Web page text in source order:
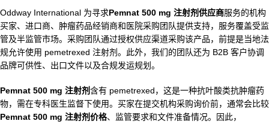
Oddway International 为寻求Pemnat 500 mg 注射剂供应商服务的机构
买家、进口商、肿瘤药品经销商和医院采购团队提供支持，服务覆盖受监
管及半监管市场。采购团队通过授权供应渠道采购该产品，前提是当地法
规允许使用 pemetrexed 注射剂。此外，我们的团队还为 B2B 客户协调
品牌可供性、出口文件以及合规发运规划。
Pemnat 500 mg 注射剂含有 pemetrexed，这是一种抗叶酸类抗肿瘤药
物，需在专科医生监督下使用。买家在提交机构采购询价前，通常会比较
Pemnat 500 mg 注射剂价格、监管要求和文件准备情况。因此，